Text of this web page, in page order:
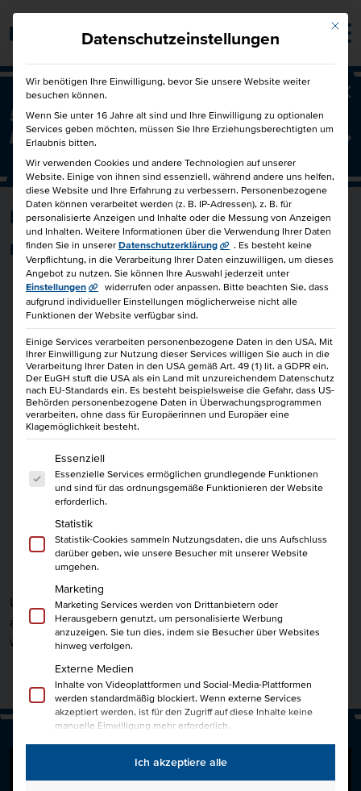
Barrierefrei
50€ für Dich und 50€ für einen
Freund!
Freunde werben Freunde
Kurs in Planung
Komm doch gern später nochmal wieder!
Unsere Planungen sind noch nicht vollständig
abgeschlossen. Komm gern in ein paar Tagen noch einmal
wieder oder wende Dich bei Fragen an unser Team.
Mit
Datenschutzeinstellungen
Wir benötigen Ihre Einwilligung, bevor Sie unsere Website weiter
besuchen können.
Wenn Sie unter 16 Jahre alt sind und Ihre Einwilligung zu optionalen
Services geben möchten, müssen Sie Ihre Erziehungsberechtigten um
Erlaubnis bitten.
Wir verwenden Cookies und andere Technologien auf unserer
Website. Einige von ihnen sind essenziell, während andere uns helfen,
diese Website und Ihre Erfahrung zu verbessern. Personenbezogene
Daten können verarbeitet werden (z. B. IP-Adressen), z. B. für
personalisierte Anzeigen und Inhalte oder die Messung von Anzeigen
und Inhalten. Weitere Informationen über die Verwendung Ihrer Daten
finden Sie in unserer Datenschutzerklärung . Es besteht keine
Verpflichtung, in die Verarbeitung Ihrer Daten einzuwilligen, um dieses
Angebot zu nutzen. Sie können Ihre Auswahl jederzeit unter
Einstellungen
widerrufen oder anpassen. Bitte beachten Sie, dass
aufgrund individueller Einstellungen möglicherweise nicht alle
Funktionen der Website verfügbar sind.
Einige Services verarbeiten personenbezogene Daten in den USA. Mit
Ihrer Einwilligung zur Nutzung dieser Services willigen Sie auch in die
Verarbeitung Ihrer Daten in den USA gemäß Art. 49 (1) lit. a GDPR ein.
Der EuGH stuft die USA als ein Land mit unzureichendem Datenschutz
nach EU-Standards ein. Es besteht beispielsweise die Gefahr, dass US-
Behörden personenbezogene Daten in Überwachungsprogrammen
verarbeiten, ohne dass für Europäerinnen und Europäer eine
Klagemöglichkeit besteht.
Es folgt eine Liste der Service-Gruppen, für die eine
Essenziell
Essenzielle Services ermöglichen grundlegende Funktionen
und sind für das ordnungsgemäße Funktionieren der Website
erforderlich.
Statistik
Statistik-Cookies sammeln Nutzungsdaten, die uns Aufschluss
darüber geben, wie unsere Besucher mit unserer Website
umgehen.
Marketing
Marketing Services werden von Drittanbietern oder
Herausgebern genutzt, um personalisierte Werbung
anzuzeigen. Sie tun dies, indem sie Besucher über Websites
hinweg verfolgen.
Externe Medien
Inhalte von Videoplattformen und Social-Media-Plattformen
werden standardmäßig blockiert. Wenn externe Services
akzeptiert werden, ist für den Zugriff auf diese Inhalte keine
manuelle Einwilligung mehr erforderlich.
Ich akzeptiere alle